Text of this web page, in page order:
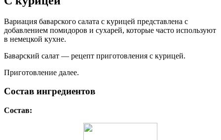
Вариация баварского салата с курицей представлена с
добавлением помидоров и сухарей, которые часто используют
в немецкой кухне.
Баварский салат — рецепт приготовления с курицей.
Приготовление далее.
Состав ингредиентов
Состав: